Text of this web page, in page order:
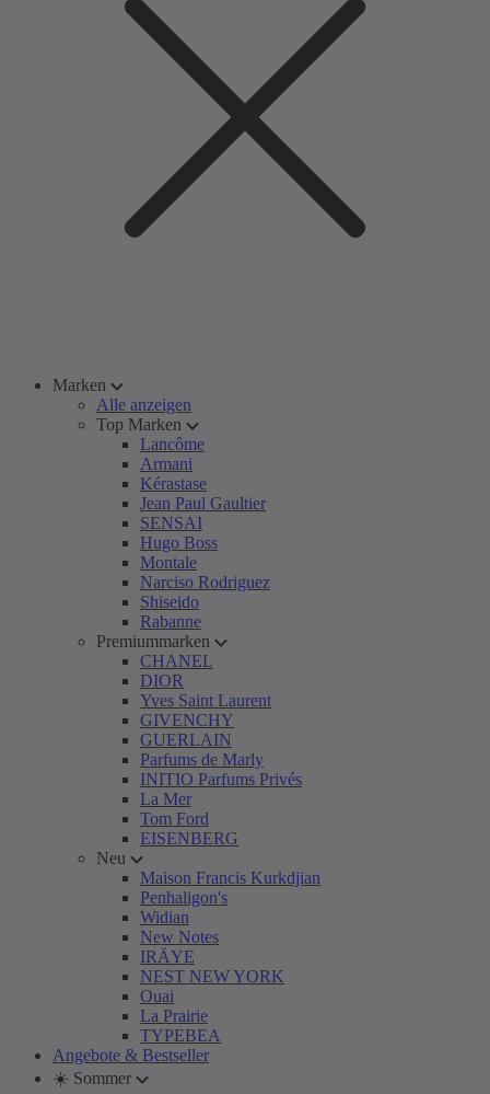
Marken
Alle anzeigen
Top Marken
Lancôme
Armani
Kérastase
Jean Paul Gaultier
SENSAI
Hugo Boss
Montale
Narciso Rodriguez
Shiseido
Rabanne
Premiummarken
CHANEL
DIOR
Yves Saint Laurent
GIVENCHY
GUERLAIN
Parfums de Marly
INITIO Parfums Privés
La Mer
Tom Ford
EISENBERG
Neu
Maison Francis Kurkdjian
Penhaligon's
Widian
New Notes
IRÄYE
NEST NEW YORK
Ouai
La Prairie
TYPEBEA
Angebote & Bestseller
☀️ Sommer